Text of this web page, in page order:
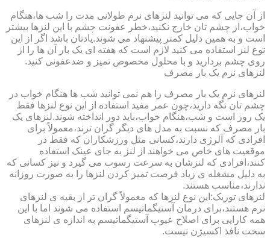
از آن جایی که می توانید لنزهای نرم طولانی مدت را شب ها،هنگام
خواب،از چشم تان خارج نکنید،خطر عفونت چشم با این لنزها بیشتر
است و به همین دلیل کمتر پیشنهاد می شوند.یادتان باشد اگر از این
نوع لنز استفاده می کنید لازم است که هفته ای یک بار آن ها را از
روی چشم بردارید و با محلول مخصوص تمیز و ضدعفونی کنید.
لنزهای نرم یک بار مصرف
لنزهای نرم یک بار مصرف را هم نمی توانید شب ها هنگام خواب در
چشم تان نگه دارید،چون عمر مفید استفاده از این نوع لنزها فقط
یک روز است و شب،هنگام خواب،باید دور انداخته شوند.لنزهای یک
بار مصرف که نسبت به مدل های دیگر گران ترند،معمولاً برای
افرادی که آلرژی دارند،کسانی مثل ورزشکاران که فقط در
موقعیت های خاص می خواهند از لنز به جای عینک استفاده
کنند،افرادی که لنزشان به سرعت رسوب می گیرد و نیز کسانی که
به دلیل مشغله ی زیاد فرصت تمیز کردن لنزها را به صورت روزانه
ندارند،مناسب هستند.
لنزهای توریک:این نوع لنزها که معمولاً گران تر از بقیه ی لنزهای
نرم هستند،برای درمان آستیگماتیسم استفاده می شوند اما با این
همه کارایی برای اصلاح عیوب آستیگماتیسم به اندازه ی لنزهای
سخت نافذ اکسیژن نیست.